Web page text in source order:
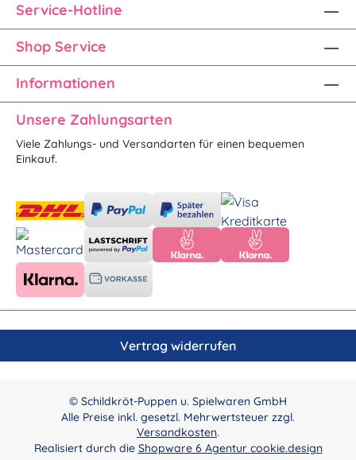
Service-Hotline
Shop Service
Informationen
Unsere Zahlungsarten
Viele Zahlungs- und Versandarten für einen bequemen
Einkauf.
Vertrag widerrufen
© Schildkröt-Puppen u. Spielwaren GmbH
Alle Preise inkl. gesetzl. Mehrwertsteuer zzgl.
Versandkosten.
Realisiert durch die Shopware 6 Agentur cookie.design